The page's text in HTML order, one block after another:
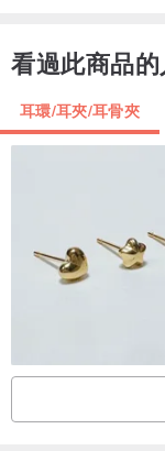
極簡歐泊耳圈不滿意
每一對精緻的歐泊耳
附帶價格收據，方便
► 為什麼選擇我們的
• 獨特設計：限量版
• 公平定價：我們自
看過此商品
耳環/耳夾/耳骨夾